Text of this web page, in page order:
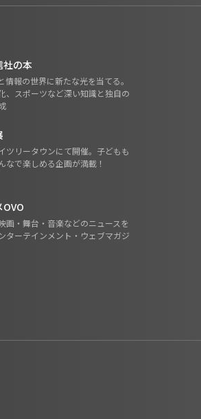
社の本
情報の世界に新たな光を当てる。
、スポーツなど深い知識と独自の
ツリータウンにて開催。子どもも
なで楽しめる企画が満載！
OVO
画・舞台・音楽などのニュースを
ターテインメント・ウェブマガジ